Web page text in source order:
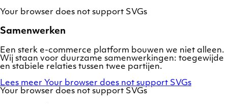
Your browser does not support SVGs
Samenwerken
Een sterk e-commerce platform bouwen we niet alleen.
Wij staan voor duurzame samenwerkingen: toegewijde
en stabiele relaties tussen twee partijen.
Lees meer Your browser does not support SVGs
Your browser does not support SVGs